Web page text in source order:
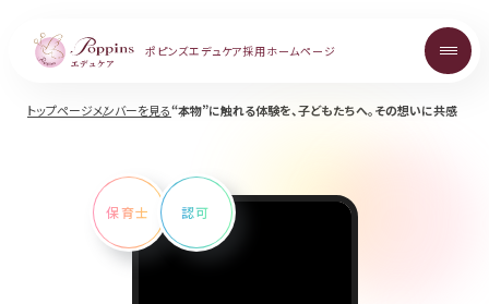
ポピンズエデュケア採用ホームページ
ポピンズエデュケアを知る
Topics
トップページメンバーを見る“本物”に触れる体験を、子どもたちへ。その想いに共感
保育士 認可